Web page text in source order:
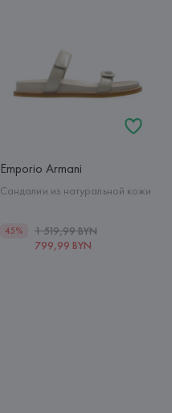
Emporio Armani
Сандалии из натуральной кожи
45%
1 519,99 BYN
799,99 BYN